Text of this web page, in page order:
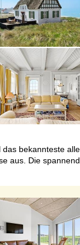
bekannteste
aus. Die